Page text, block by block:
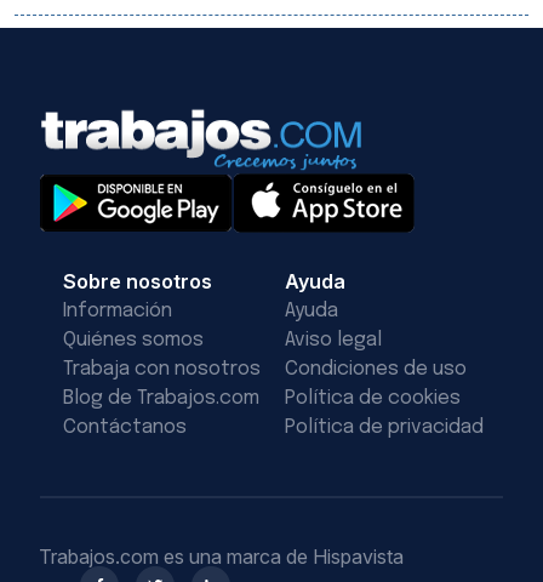
Sobre nosotros
Información
Quiénes somos
Trabaja con nosotros
Blog de Trabajos.com
Contáctanos
Ayuda
Ayuda
Aviso legal
Condiciones de uso
Política de cookies
Política de privacidad
Trabajos.com es una marca de Hispavista